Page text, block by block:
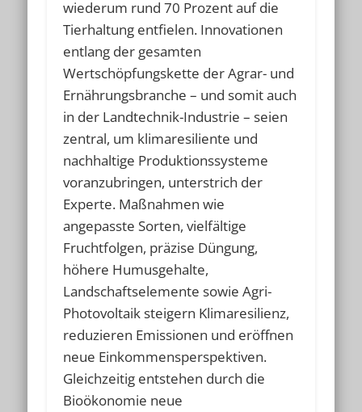
wiederum rund 70 Prozent auf die
Tierhaltung entfielen. Innovationen
entlang der gesamten
Wertschöpfungskette der Agrar- und
Ernährungsbranche – und somit auch
in der Landtechnik-Industrie – seien
zentral, um klimaresiliente und
nachhaltige Produktionssysteme
voranzubringen, unterstrich der
Experte. Maßnahmen wie
angepasste Sorten, vielfältige
Fruchtfolgen, präzise Düngung,
höhere Humusgehalte,
Landschaftselemente sowie Agri-
Photovoltaik steigern Klimaresilienz,
reduzieren Emissionen und eröffnen
neue Einkommensperspektiven.
Gleichzeitig entstehen durch die
Bioökonomie neue